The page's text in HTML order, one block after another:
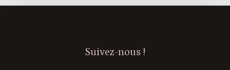
Suivez-nous !